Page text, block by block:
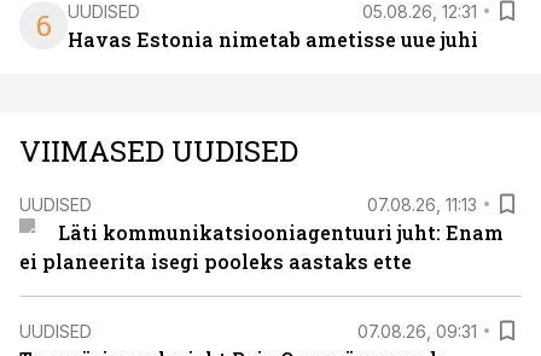
6 UUDISED 05.08.26, 12:31
Havas Estonia nimetab ametisse uue juhi
VIIMASED UUDISED
UUDISED 07.08.26, 11:13
Läti kommunikatsiooniagentuuri juht: Enam
ei planeerita isegi pooleks aastaks ette
UUDISED 07.08.26, 09:31